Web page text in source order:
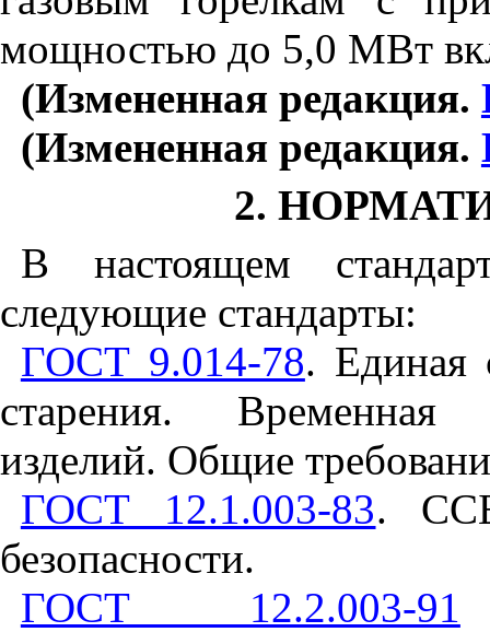
мощностью до 5,0 МВт
(Измененная редакция.
(Измененная редакция.
2.
В настоящем
следующие стандарты:
ГОСТ 9.014-78. Единая
старения. Временная
изделий. Общие
ГОСТ 12.1.003-83.
безопасности.
ГОСТ 12.2.003-91